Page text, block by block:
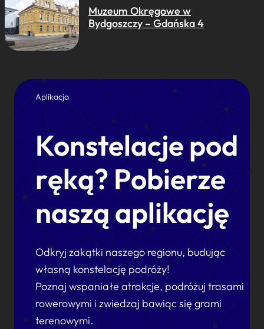
Muzeum Okręgowe w
Bydgoszczy – Gdańska 4
Aplikacja
Konstelacje pod
ręką? Pobierze
naszą aplikację
Odkryj zakątki naszego regionu, budując
własną konstelację podróży!
Poznaj wspaniałe atrakcje, podróżuj trasami
rowerowymi i zwiedzaj bawiąc się grami
terenowymi.